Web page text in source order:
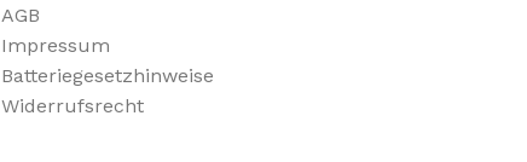
AGB
Impressum
Batteriegesetzhinweise
Widerrufsrecht